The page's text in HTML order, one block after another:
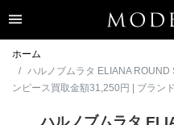
ホーム
ハルノブムラタ ELIANA
ンピース買取金額31,250円 | ブラン